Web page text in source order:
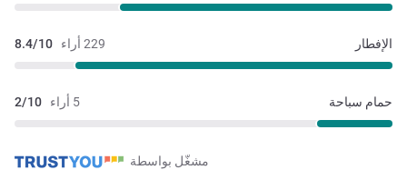
229 أراء 8.4/10 الإفطار
5 أراء 2/10 حمام سباحة
مشغّل بواسطة